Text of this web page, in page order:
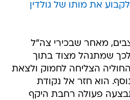
לקבוע את מותו של גולדין
מאחר שבכירי צה"ל
לכך שמתנהל מצוד בתוך
הצליחה לחמוק ולצאת
הוא חזר אל נקודת
פעולה רחבת היקף